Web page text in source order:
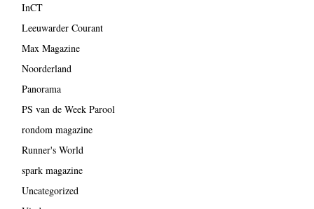
InCT
Leeuwarder Courant
Max Magazine
Noorderland
Panorama
PS van de Week Parool
rondom magazine
Runner's World
spark magazine
Uncategorized